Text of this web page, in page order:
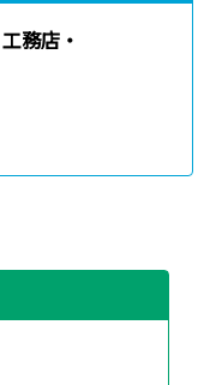
務店・